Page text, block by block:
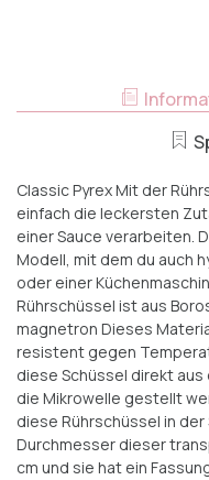
BOROSILIKAT
Classic Pyrex Mit der
einfach die leckersten
einer Sauce verarbeiten.
Modell, mit dem du auch
oder einer
Rührschüssel ist aus
magnetron Dieses
resistent gegen
diese Schüssel direkt aus
die Mikrowelle gestellt
diese Rührschüssel in
Durchmesser dieser
cm und sie hat ein